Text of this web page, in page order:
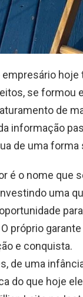
empresário
se formou
de
informação
de uma
é o nome que
uma
próprio
e conquista.
de uma
do que hoje